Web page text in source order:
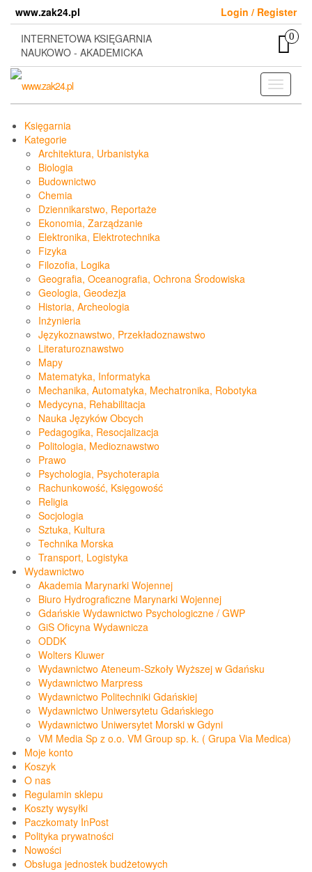
content
www.zak24.pl
Login / Register
INTERNETOWA KSIĘGARNIA
NAUKOWO - AKADEMICKA
0
Toggle
Księgarnia
Kategorie
Architektura, Urbanistyka
Biologia
Budownictwo
Chemia
Dziennikarstwo, Reportaże
Ekonomia, Zarządzanie
Elektronika, Elektrotechnika
Fizyka
Filozofia, Logika
Geografia, Oceanografia, Ochrona Środowiska
Geologia, Geodezja
Historia, Archeologia
Inżynieria
Językoznawstwo, Przekładoznawstwo
Literaturoznawstwo
Mapy
Matematyka, Informatyka
Mechanika, Automatyka, Mechatronika, Robotyka
Medycyna, Rehabilitacja
Nauka Języków Obcych
Pedagogika, Resocjalizacja
Politologia, Medioznawstwo
Prawo
Psychologia, Psychoterapia
Rachunkowość, Księgowość
Religia
Socjologia
Sztuka, Kultura
Technika Morska
Transport, Logistyka
Wydawnictwo
Akademia Marynarki Wojennej
Biuro Hydrograficzne Marynarki Wojennej
Gdańskie Wydawnictwo Psychologiczne / GWP
GiS Oficyna Wydawnicza
ODDK
Wolters Kluwer
Wydawnictwo Ateneum-Szkoły Wyższej w Gdańsku
Wydawnictwo Marpress
Wydawnictwo Politechniki Gdańskiej
Wydawnictwo Uniwersytetu Gdańskiego
Wydawnictwo Uniwersytet Morski w Gdyni
VM Media Sp z o.o. VM Group sp. k. ( Grupa Via Medica)
Moje konto
Koszyk
O nas
Regulamin sklepu
Koszty wysyłki
Paczkomaty InPost
Polityka prywatności
Nowości
Obsługa jednostek budżetowych